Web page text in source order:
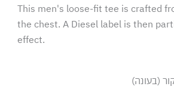
This men's loose-fit tee is crafted
the chest. A Diesel label is then
effect.
(בעונה)